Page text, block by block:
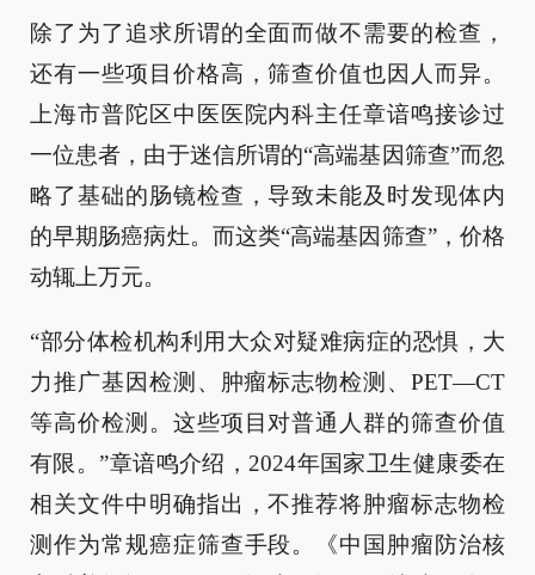
除了为了追求所谓的全面而做不需要的检查，
还有一些项目价格高，筛查价值也因人而异。
上海市普陀区中医医院内科主任章谙鸣接诊过
一位患者，由于迷信所谓的“高端基因筛查”而忽
略了基础的肠镜检查，导致未能及时发现体内
的早期肠癌病灶。而这类“高端基因筛查”，价格
动辄上万元。
“部分体检机构利用大众对疑难病症的恐惧，大
力推广基因检测、肿瘤标志物检测、PET—CT
等高价检测。这些项目对普通人群的筛查价值
有限。”章谙鸣介绍，2024年国家卫生健康委在
相关文件中明确指出，不推荐将肿瘤标志物检
测作为常规癌症筛查手段。《中国肿瘤防治核